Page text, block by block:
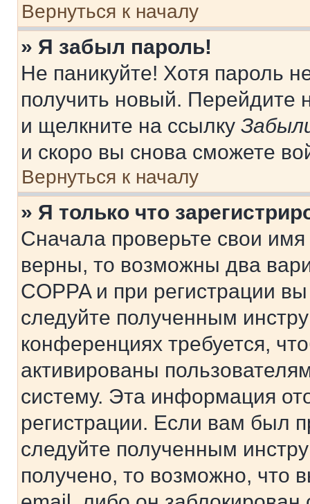
Вернуться к началу
» Я забыл пароль!
Не паникуйте! Хотя пароль
получить новый. Перейдите
и щелкните на ссылку
и скоро вы снова сможете
Вернуться к началу
» Я только что
Сначала проверьте свои
верны, то возможны два
COPPA и при регистрации
следуйте полученным
конференциях требуется,
активированы
систему. Эта информация
регистрации. Если вам был
следуйте полученным
получено, то возможно, что